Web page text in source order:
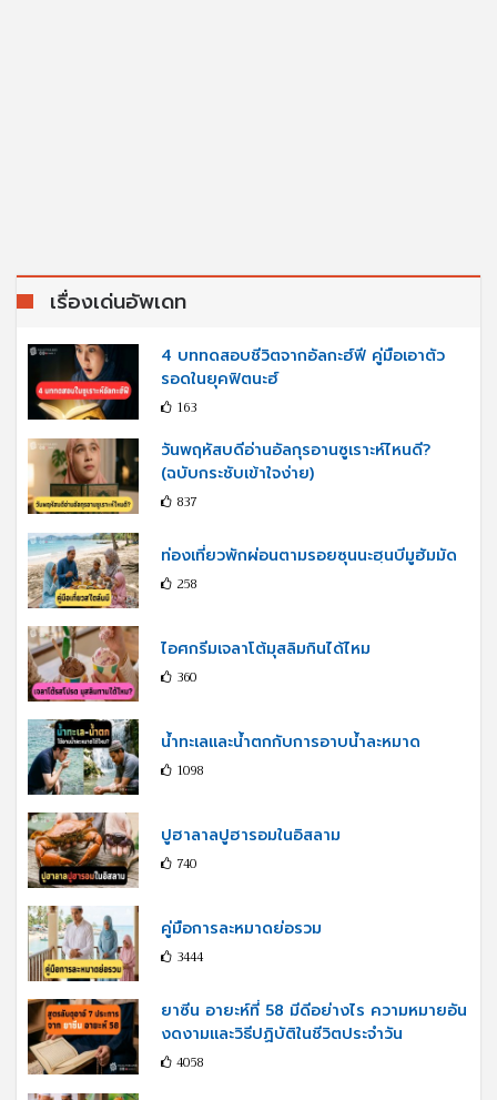
เรื่องเด่นอัพเดท
4 บททดสอบชีวิตจากอัลกะฮ์ฟี คู่มือเอาตัว
รอดในยุคฟิตนะฮ์
163
วันพฤหัสบดีอ่านอัลกุรอานซูเราะห์ไหนดี?
(ฉบับกระชับเข้าใจง่าย)
837
ท่องเที่ยวพักผ่อนตามรอยซุนนะฮฺนบีมูฮัมมัด
258
ไอศกรีมเจลาโต้มุสลิมกินได้ไหม
360
น้ำทะเลและน้ำตกกับการอาบน้ำละหมาด
1098
ปูฮาลาลปูฮารอมในอิสลาม
740
คู่มือการละหมาดย่อรวม
3444
ยาซีน อายะห์ที่ 58 มีดีอย่างไร ความหมายอัน
งดงามและวิธีปฏิบัติในชีวิตประจำวัน
4058